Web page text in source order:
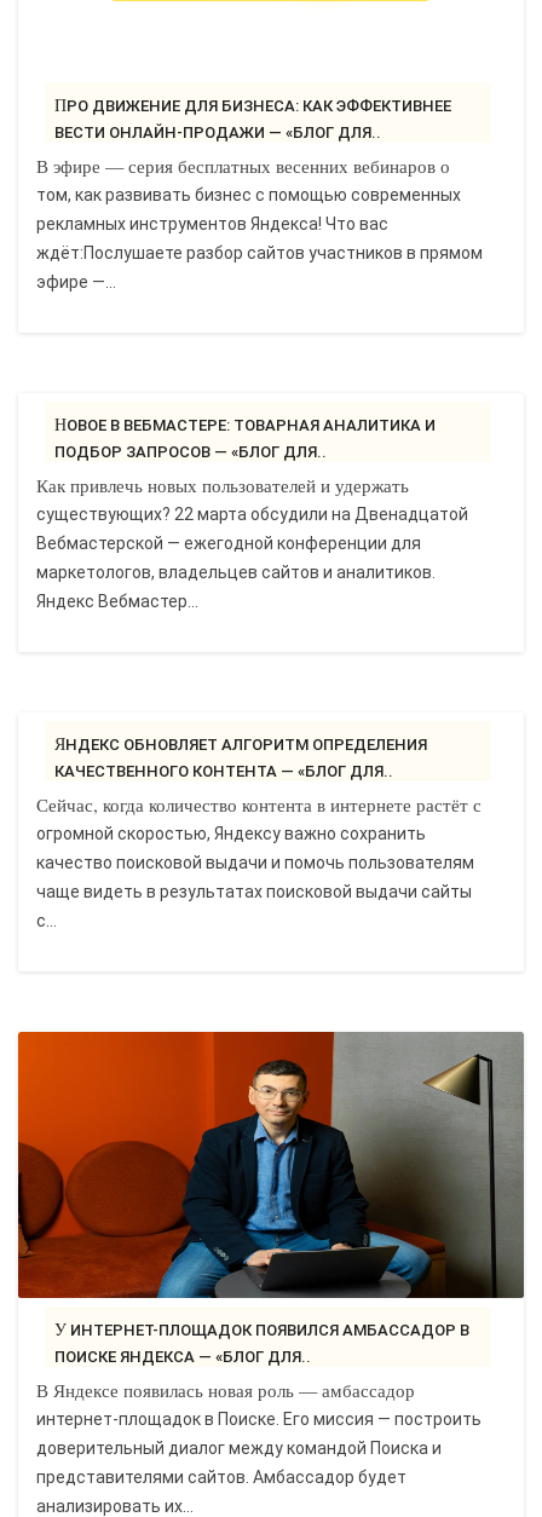
ПРО ДВИЖЕНИЕ ДЛЯ БИЗНЕСА: КАК ЭФФЕКТИВНЕЕ
ВЕСТИ ОНЛАЙН-ПРОДАЖИ — «БЛОГ ДЛЯ..
В эфире — серия бесплатных весенних вебинаров о
том, как развивать бизнес с помощью современных
рекламных инструментов Яндекса! Что вас
ждёт:Послушаете разбор сайтов участников в прямом
эфире —...
НОВОЕ В ВЕБМАСТЕРЕ: ТОВАРНАЯ АНАЛИТИКА И
ПОДБОР ЗАПРОСОВ — «БЛОГ ДЛЯ..
Как привлечь новых пользователей и удержать
существующих? 22 марта обсудили на Двенадцатой
Вебмастерской — ежегодной конференции для
маркетологов, владельцев сайтов и аналитиков.
Яндекс Вебмастер...
ЯНДЕКС ОБНОВЛЯЕТ АЛГОРИТМ ОПРЕДЕЛЕНИЯ
КАЧЕСТВЕННОГО КОНТЕНТА — «БЛОГ ДЛЯ..
Сейчас, когда количество контента в интернете растёт с
огромной скоростью, Яндексу важно сохранить
качество поисковой выдачи и помочь пользователям
чаще видеть в результатах поисковой выдачи сайты
с...
У ИНТЕРНЕТ-ПЛОЩАДОК ПОЯВИЛСЯ АМБАССАДОР В
ПОИСКЕ ЯНДЕКСА — «БЛОГ ДЛЯ..
В Яндексе появилась новая роль — амбассадор
интернет-площадок в Поиске. Его миссия — построить
доверительный диалог между командой Поиска и
представителями сайтов. Амбассадор будет
анализировать их...